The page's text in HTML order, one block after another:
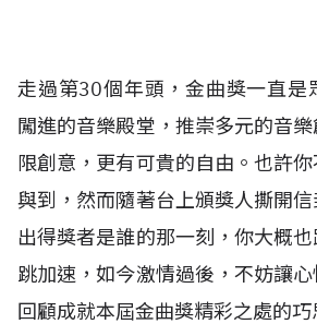
走過第30個年頭，金曲獎一直是
闖進的音樂殿堂，推崇多元的音
限創意，更有可貴的自由。也許
與到，然而隨著台上頒獎人撕開
出得獎者是誰的那一刻，你大概
跳加速，如今激情過後，不妨讓心
回顧成就本屆金曲獎精彩之處的巧